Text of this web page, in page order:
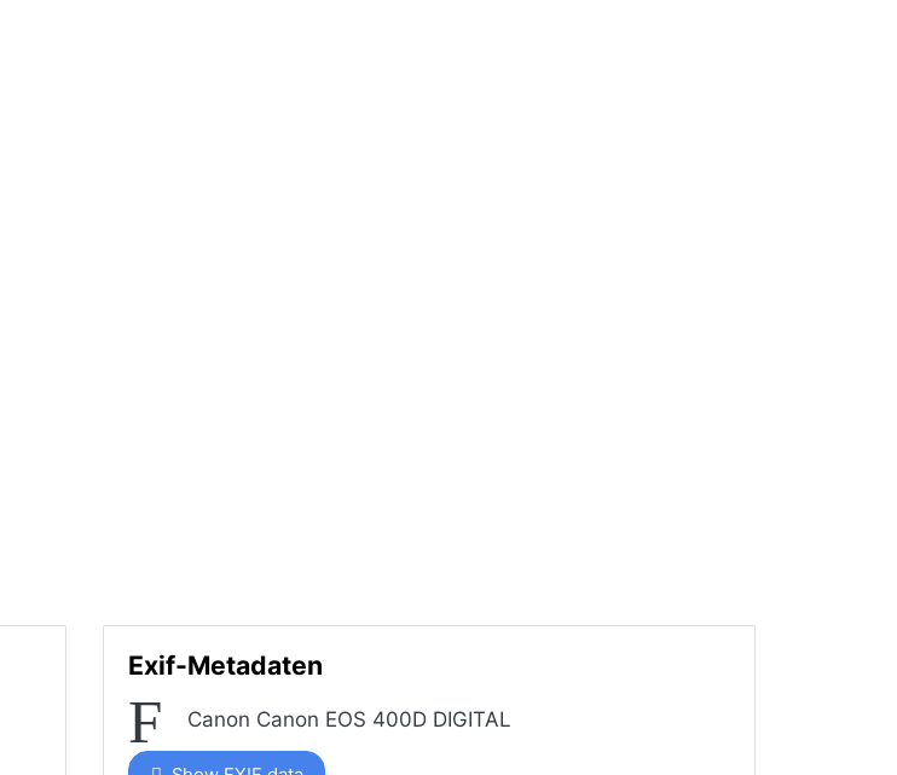
Exif-Metadaten
Canon Canon EOS 400D DIGITAL